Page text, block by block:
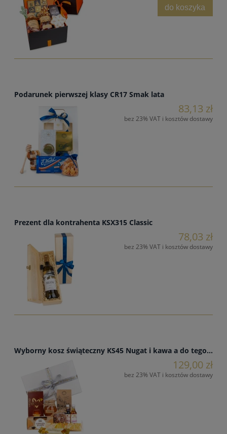
do koszyka
Podarunek pierwszej klasy CR17 Smak lata
83,13 zł
bez 23% VAT i kosztów dostawy
Prezent dla kontrahenta KSX315 Classic
78,03 zł
bez 23% VAT i kosztów dostawy
Wyborny kosz świąteczny KS45 Nugat i kawa a do tego…
129,00 zł
bez 23% VAT i kosztów dostawy